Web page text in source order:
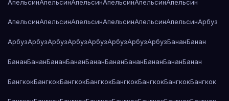
АпельсинАпельсинАпельсинАпельсинАпельсинАпельсин
АпельсинАпельсинАпельсинАпельсинАпельсинАпельсинАрбуз
АрбузАрбузАрбузАрбузАрбузАрбузАрбузАрбузБананБанан
БананБананБананБананБананБананБананБананБананБанан
БангкокБангкокБангкокБангкокБангкокБангкокБангкокБангкок